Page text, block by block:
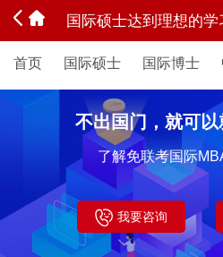
首页 国际硕士 国际博士
不出国门，就可
了解免联考国际
我要咨询